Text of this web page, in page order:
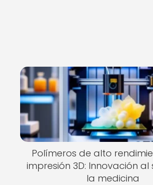
Polímeros de alto
impresión 3D: Innovación al
la medicina